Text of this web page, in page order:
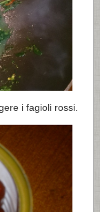
i fagioli rossi.